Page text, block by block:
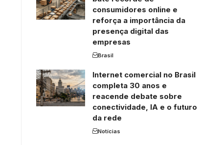
consumidores online e
reforça a importância da
presença digital das
empresas
Brasil
Internet comercial no Brasil
completa 30 anos e
reacende debate sobre
conectividade, IA e o futuro
da rede
Notícias